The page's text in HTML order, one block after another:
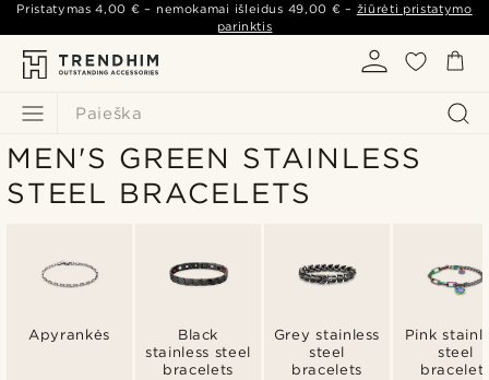
Paieška
Pristatymas4,00 € – nemokamai išleidus 49,00 € – žiūrėti pristatymo
parinktis
MEN'S GREEN STAINLESS
STEEL BRACELETS
Apyrankės
Black
stainless steel
bracelets
Grey stainless
steel
bracelets
Pink
steel